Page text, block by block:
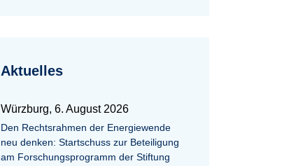
Aktuelles
Würzburg, 6. August 2026
Den Rechtsrahmen der Energiewende
neu denken: Startschuss zur Beteiligung
am Forschungsprogramm der Stiftung